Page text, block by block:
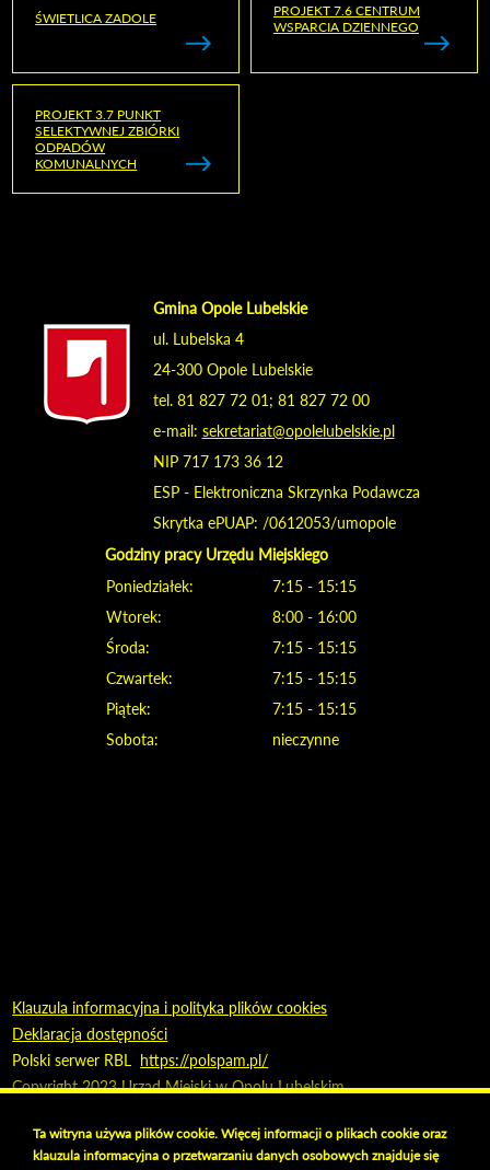
ŚWIETLICA ZADOLE
PROJEKT 7.6 CENTRUM
WSPARCIA DZIENNEGO
PROJEKT 3.7 PUNKT
SELEKTYWNEJ ZBIÓRKI
ODPADÓW
KOMUNALNYCH
Gmina Opole Lubelskie
ul. Lubelska 4
24-300 Opole Lubelskie
tel. 81 827 72 01; 81 827 72 00
e-mail: sekretariat@opolelubelskie.pl
NIP 717 173 36 12
ESP - Elektroniczna Skrzynka Podawcza
Skrytka ePUAP: /0612053/umopole
Godziny pracy Urzędu Miejskiego
Poniedziałek:
Wtorek:
Środa:
Czwartek:
Piątek:
Sobota:
7:15 - 15:15
8:00 - 16:00
7:15 - 15:15
7:15 - 15:15
7:15 - 15:15
nieczynne
Klauzula informacyjna i polityka plików cookies
Deklaracja dostępności
Polski serwer RBL https://polspam.pl/
Copyright 2023 Urząd Miejski w Opolu Lubelskim
Ta witryna używa plików cookie. Więcej informacji o plikach cookie oraz
klauzula informacyjna o przetwarzaniu danych osobowych znajduje się